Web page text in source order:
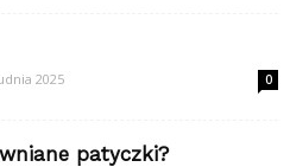
2025 0
patyczki?